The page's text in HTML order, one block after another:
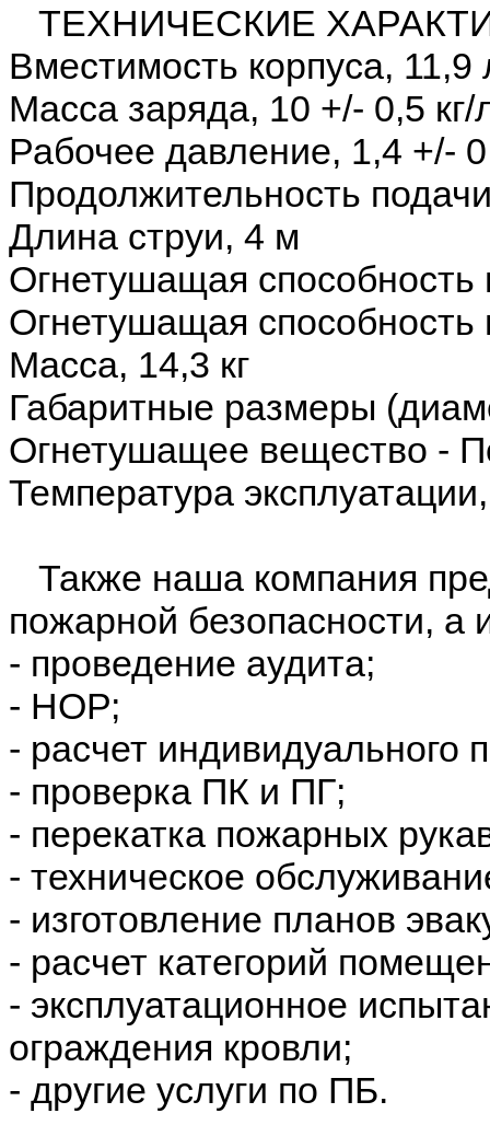
ТЕХНИЧЕСКИЕ
Вместимость корпуса, 11,9
Масса заряда, 10 +/- 0,5 кг/
Рабочее давление, 1,4 +/-
Продолжительность
Длина струи, 4 м
Огнетушащая способность
Огнетушащая способность
Масса, 14,3 кг
Габаритные размеры
Огнетушащее вещество -
Температура
Также наша компания
пожарной безопасности, а
- проведение аудита;
- НОР;
- расчет индивидуального
- проверка ПК и ПГ;
- перекатка пожарных
- техническое
- изготовление планов
- расчет категорий
- эксплуатационное
ограждения кровли;
- другие услуги по ПБ.